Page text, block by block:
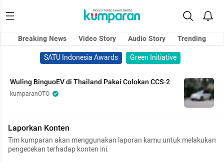
Breaking News Video Story Audio Story
Trending
SATU Indonesia Awards
Green Initiative
Wuling BinguoEV di Thailand Pakai Colokan CCS-2
kumparanOTO
Laporkan Konten
Tim kumparan akan menggunakan laporan kamu untuk melakukan
pengecekan terhadap konten ini.